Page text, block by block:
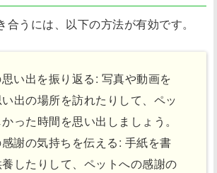
うには、以下の方法が有効です。
い出を振り返る: 写真や動画を
出の場所を訪れたりして、ペッ
った時間を思い出しましょう。
謝の気持ちを伝える: 手紙を書
したりして、ペットへの感謝の